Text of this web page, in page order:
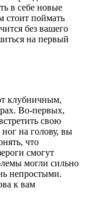
в себе новые
стоит поймать
без вашего
на первый
клубничным,
Во-первых,
свою
ног на голову, вы
что
смогут
могли сильно
непростыми.
к вам